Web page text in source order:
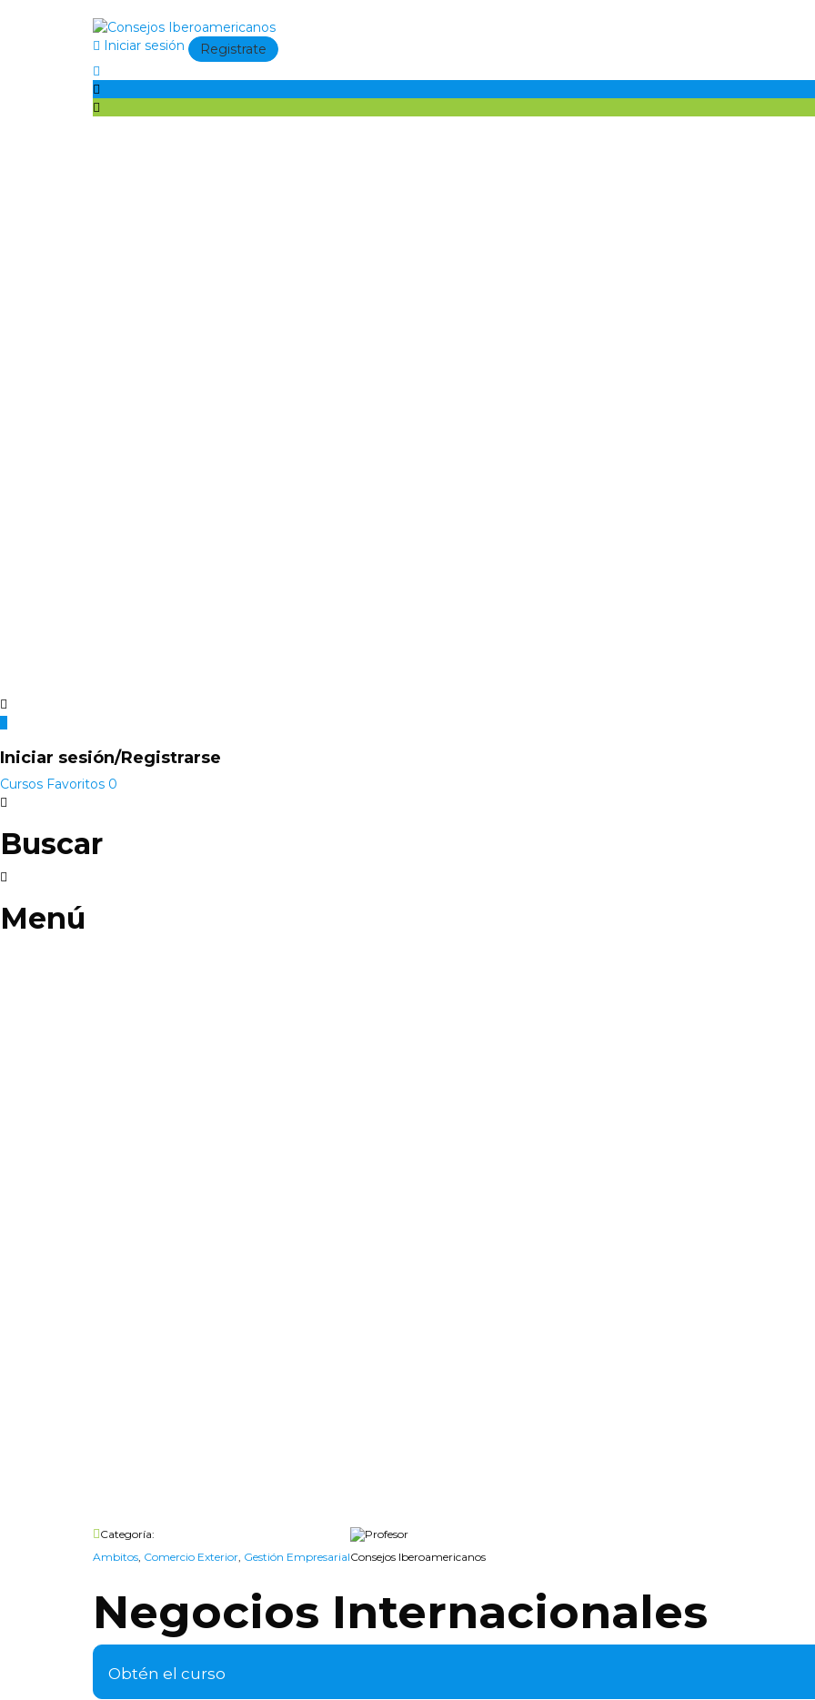
Iniciar sesión Registrate
Iniciar sesión/Registrarse
Cursos Favoritos 0
Buscar
Menú
Categoría:
Ambitos, Comercio Exterior, Gestión Empresarial
Profesor
Consejos Iberoamericanos
Negocios Internacionales
Obtén el curso